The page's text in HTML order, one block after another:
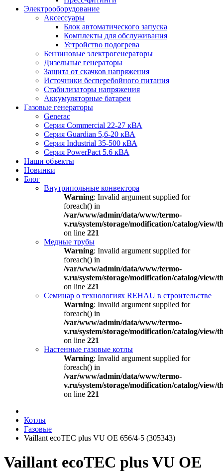
Электрооборудование
Аксессуары
Блок автоматического запуска
Комплекты для обслуживания
Устройство подогрева
Бензиновые электрогенераторы
Дизельные генераторы
Защита от скачков напряжения
Источники бесперебойного питания
Стабилизаторы напряжения
Аккумуляторные батареи
Газовые генераторы
Generac
Серия Commercial 22-27 кВА
Серия Guardian 5,6-20 кВА
Серия Industrial 35-500 кВА
Серия PowerPact 5.6 кВА
Наши объекты
Новинки
Блог
Внутрипольные конвектора
Warning: Invalid argument supplied for
foreach() in
/var/www/admin/data/www/termo-
v.ru/system/storage/modification/catalog/view/
on line 221
Медные трубы
Warning: Invalid argument supplied for
foreach() in
/var/www/admin/data/www/termo-
v.ru/system/storage/modification/catalog/view/
on line 221
Семинар о технологиях REHAU в строительстве
Warning: Invalid argument supplied for
foreach() in
/var/www/admin/data/www/termo-
v.ru/system/storage/modification/catalog/view/
on line 221
Настенные газовые котлы
Warning: Invalid argument supplied for
foreach() in
/var/www/admin/data/www/termo-
v.ru/system/storage/modification/catalog/view/
on line 221
Котлы
Газовые
Vaillant ecoTEC plus VU OE 656/4-5 (305343)
Vaillant ecoTEC plus VU OE